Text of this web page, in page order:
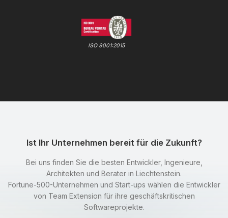
ISO 9001:2015
Ist Ihr Unternehmen bereit für die Zukunft?
Bei uns finden Sie die besten Entwickler, Ingenieure,
Architekten und Berater in Liechtenstein.
Fortune-500-Unternehmen und Start-ups wählen die Entwickler
von Team Extension für ihre geschäftskritischen
Softwareprojekte.